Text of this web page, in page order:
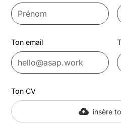
Ton email
Ton CV
insère